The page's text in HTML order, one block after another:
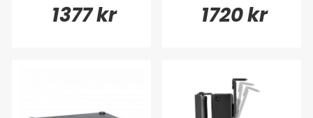
1377 kr 1720 kr